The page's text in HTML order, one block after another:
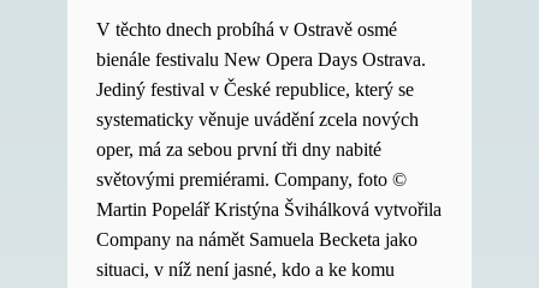
V těchto dnech probíhá v Ostravě osmé
bienále festivalu New Opera Days Ostrava.
Jediný festival v České republice, který se
systematicky věnuje uvádění zcela nových
oper, má za sebou první tři dny nabité
světovými premiérami. Company, foto ©
Martin Popelář Kristýna Švihálková vytvořila
Company na námět Samuela Becketa jako
situaci, v níž není jasné, kdo a ke komu